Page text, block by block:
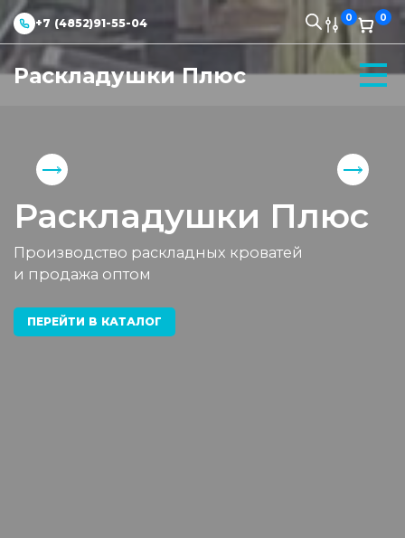
+7 (4852)91-55-04 0 0
Раскладушки Плюс
Раскладушки Плюс
Производство раскладных кроватей
и продажа оптом
ПЕРЕЙТИ В КАТАЛОГ